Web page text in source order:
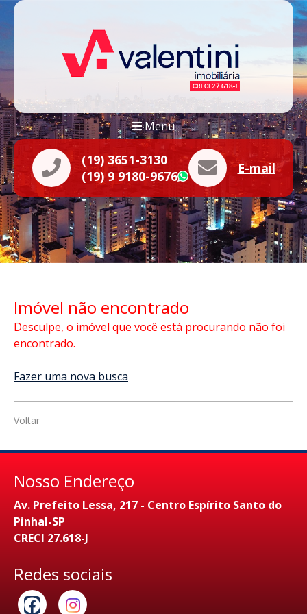
Menu
(19) 3651-3130
(19) 9 9180-9676
WhatsApp
E-mail
Imóvel não encontrado
Desculpe, o imóvel que você está procurando não foi
encontrado.
Fazer uma nova busca
Voltar
Nosso Endereço
Av. Prefeito Lessa, 217 - Centro Espírito Santo do
Pinhal-SP
CRECI 27.618-J
Redes sociais